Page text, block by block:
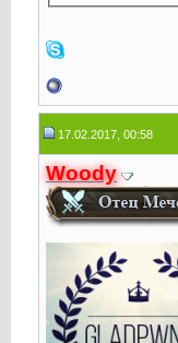
17.02.2017, 00:58
Woody